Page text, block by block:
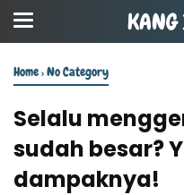
KANG
Home›No Category
Selalu
sudah besar?
dampaknya!